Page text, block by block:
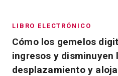
LIBRO ELECTRÓNICO
Cómo los gemelos
ingresos y disminuyen
desplazamiento y